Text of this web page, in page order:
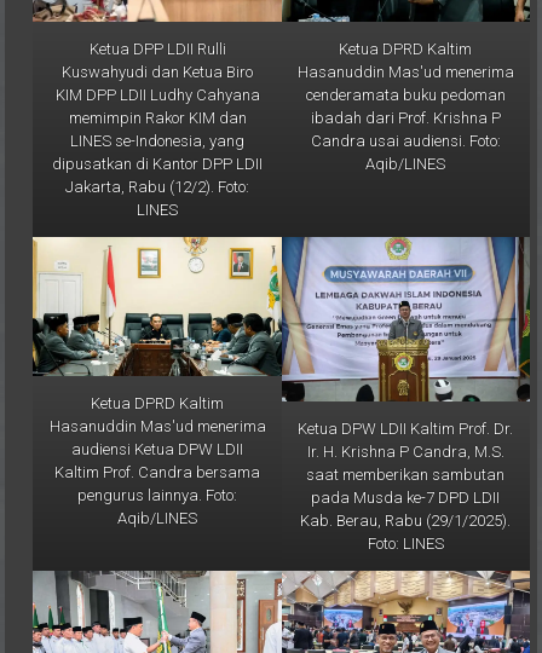
Ketua DPP LDII Rulli
Kuswahyudi dan Ketua Biro
KIM DPP LDII Ludhy Cahyana
memimpin Rakor KIM dan
LINES se-Indonesia, yang
dipusatkan di Kantor DPP LDII
Jakarta, Rabu (12/2). Foto:
LINES
Ketua DPRD Kaltim
Hasanuddin Mas'ud menerima
cenderamata buku pedoman
ibadah dari Prof. Krishna P
Candra usai audiensi. Foto:
Aqib/LINES
Ketua DPRD Kaltim
Hasanuddin Mas'ud menerima
audiensi Ketua DPW LDII
Kaltim Prof. Candra bersama
pengurus lainnya. Foto:
Aqib/LINES
Ketua DPW LDII Kaltim Prof. Dr.
Ir. H. Krishna P Candra, M.S.
saat memberikan sambutan
pada Musda ke-7 DPD LDII
Kab. Berau, Rabu (29/1/2025).
Foto: LINES